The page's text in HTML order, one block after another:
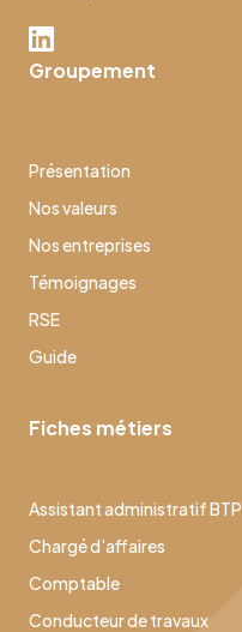
Groupement
Présentation
Nos valeurs
Nos entreprises
Témoignages
RSE
Guide
Fiches métiers
Assistant administratif BTP
Chargé d’affaires
Comptable
Conducteur de travaux